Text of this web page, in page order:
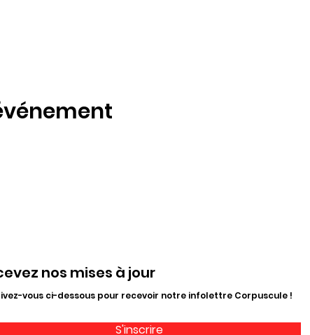
nos mises à jour
vous ci-dessous pour recevoir notre infolettre Corpuscule !
S'inscrire